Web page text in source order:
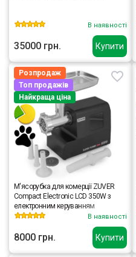
Купити
В наявності
35000 грн.
Купити
Розпродаж
Топ продажів
Найкраща ціна
М'ясорубка для комерції ZUVER
Compact Electronic LCD 350W з
електронним керуванням
В наявності
8000 грн.